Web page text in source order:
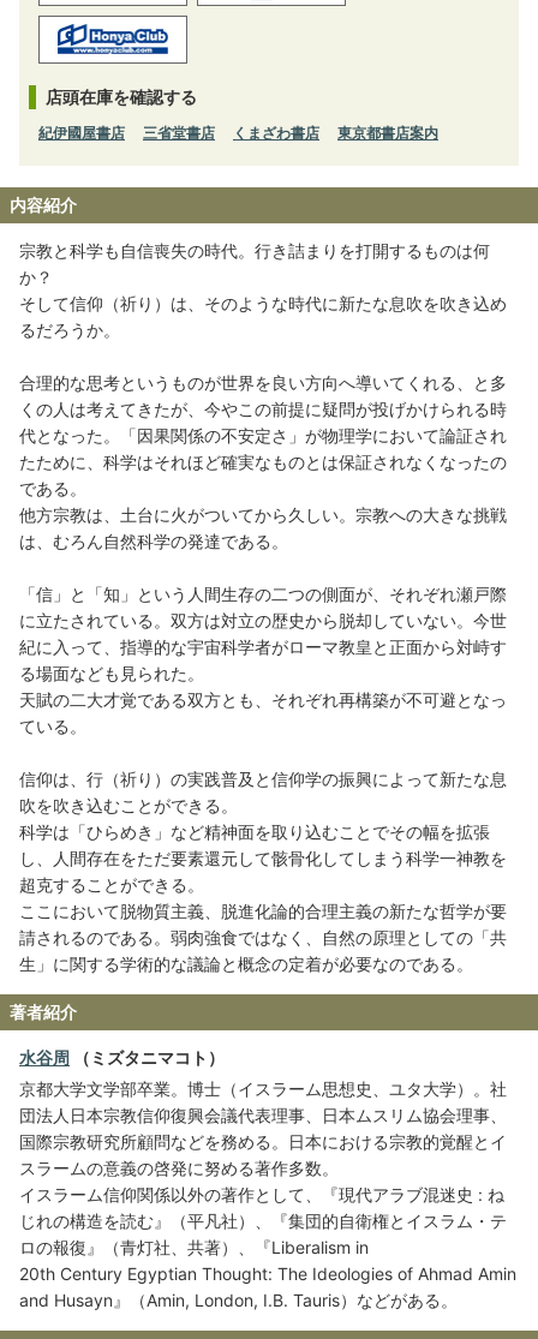
店頭在庫を確認する
紀伊國屋書店 三省堂書店 くまざわ書店 東京都書店案内
内容紹介
宗教と科学も自信喪失の時代。行き詰まりを打開するものは何
か？
そして信仰（祈り）は、そのような時代に新たな息吹を吹き込め
るだろうか。
合理的な思考というものが世界を良い方向へ導いてくれる、と多
くの人は考えてきたが、今やこの前提に疑問が投げかけられる時
代となった。「因果関係の不安定さ」が物理学において論証され
たために、科学はそれほど確実なものとは保証されなくなったの
である。
他方宗教は、土台に火がついてから久しい。宗教への大きな挑戦
は、むろん自然科学の発達である。
「信」と「知」という人間生存の二つの側面が、それぞれ瀬戸際
に立たされている。双方は対立の歴史から脱却していない。今世
紀に入って、指導的な宇宙科学者がローマ教皇と正面から対峙す
る場面なども見られた。
天賦の二大才覚である双方とも、それぞれ再構築が不可避となっ
ている。
信仰は、行（祈り）の実践普及と信仰学の振興によって新たな息
吹を吹き込むことができる。
科学は「ひらめき」など精神面を取り込むことでその幅を拡張
し、人間存在をただ要素還元して骸骨化してしまう科学一神教を
超克することができる。
ここにおいて脱物質主義、脱進化論的合理主義の新たな哲学が要
請されるのである。弱肉強食ではなく、自然の原理としての「共
生」に関する学術的な議論と概念の定着が必要なのである。
著者紹介
水谷周 （ミズタニマコト）
京都大学文学部卒業。博士（イスラーム思想史、ユタ大学）。社
団法人日本宗教信仰復興会議代表理事、日本ムスリム協会理事、
国際宗教研究所顧問などを務める。日本における宗教的覚醒とイ
スラームの意義の啓発に努める著作多数。
イスラーム信仰関係以外の著作として、『現代アラブ混迷史 : ね
じれの構造を読む』（平凡社）、『集団的自衛権とイスラム・テ
ロの報復』（青灯社、共著）、『Liberalism in
20th Century Egyptian Thought: The Ideologies of Ahmad Amin
and Husayn』（Amin, London, I.B. Tauris）などがある。